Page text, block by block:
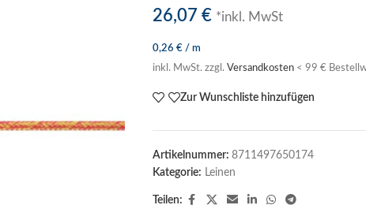
26,07 € *inkl. MwSt
0,26 €/ m
inkl. MwSt. zzgl. Versandkosten< 99 €
Zur Wunschliste hinzufügen
Artikelnummer: 8711497650174
Kategorie: Leinen
Teilen: